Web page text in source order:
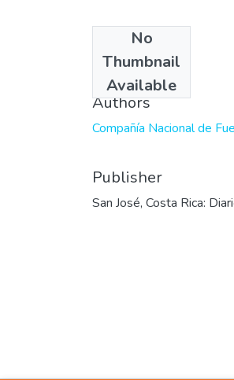
No
Thumbnail
Available
1956-09-15
Authors
Compañía Nacional de
Publisher
San José, Costa Rica: